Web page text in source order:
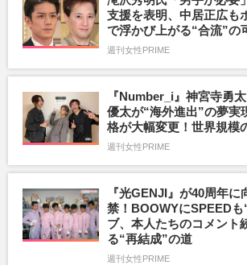
支援を表明、中居正広も
で浮かび上がる“合流”の
週刊女性PRIME
『Number_i』神宮寺勇
優太が“海外進出”の夢実
格が大幅変更！世界規模
週刊女性PRIME
『光GENJI』が40周年
禁！BOOWYにSPEEDも
ブ、本人たちのコメント
る“再結成”の道
週刊女性PRIME